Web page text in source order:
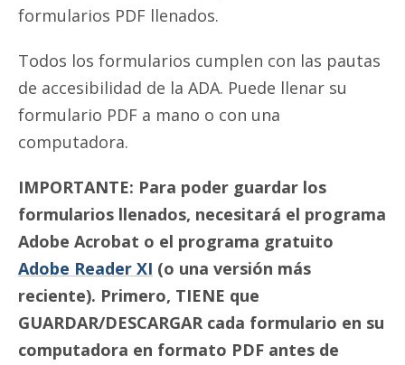
formularios PDF llenados.
Todos los formularios cumplen con las pautas
de accesibilidad de la ADA. Puede llenar su
formulario PDF a mano o con una
computadora.
IMPORTANTE: Para poder guardar los
formularios llenados, necesitará el programa
Adobe Acrobat o el programa gratuito
Adobe Reader XI (o una versión más
reciente). Primero, TIENE que
GUARDAR/DESCARGAR cada formulario en su
computadora en formato PDF antes de